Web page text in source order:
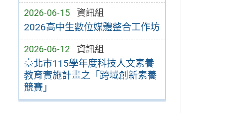
2026-06-15 資訊組
2026高中生數位媒體整合工作坊
2026-06-12 資訊組
臺北市115學年度科技人文素養
教育實施計畫之「跨域創新素養
競賽」